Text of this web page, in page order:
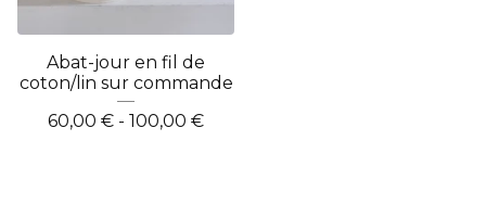
Abat-jour en fil de
coton/lin sur commande
60,00 € - 100,00 €